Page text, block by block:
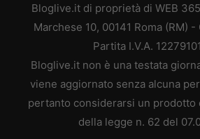
Bloglive.it di proprietà di WEB
Marchese 10, 00141 Roma (RM)
Partita I.V.A.
Bloglive.it non è una testata
viene aggiornato senza alcuna
pertanto considerarsi un prodotto
della legge n. 62 del